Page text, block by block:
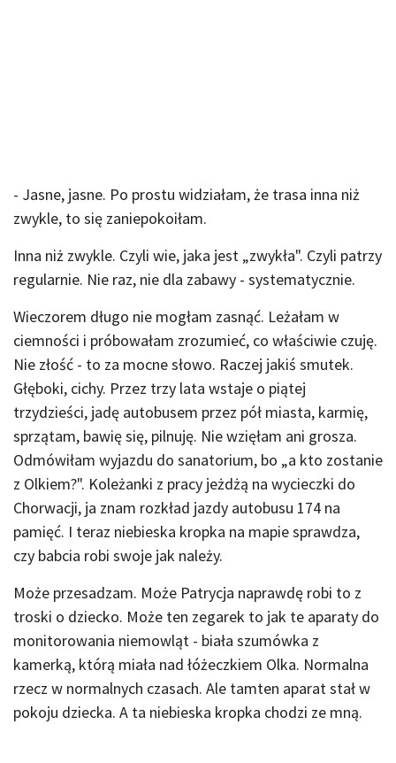
- Jasne, jasne. Po prostu widziałam, że trasa inna niż
zwykle, to się zaniepokoiłam.
Inna niż zwykle. Czyli wie, jaka jest „zwykła". Czyli patrzy
regularnie. Nie raz, nie dla zabawy - systematycznie.
Wieczorem długo nie mogłam zasnąć. Leżałam w
ciemności i próbowałam zrozumieć, co właściwie czuję.
Nie złość - to za mocne słowo. Raczej jakiś smutek.
Głęboki, cichy. Przez trzy lata wstaje o piątej
trzydzieści, jadę autobusem przez pół miasta, karmię,
sprzątam, bawię się, pilnuję. Nie wzięłam ani grosza.
Odmówiłam wyjazdu do sanatorium, bo „a kto zostanie
z Olkiem?". Koleżanki z pracy jeżdżą na wycieczki do
Chorwacji, ja znam rozkład jazdy autobusu 174 na
pamięć. I teraz niebieska kropka na mapie sprawdza,
czy babcia robi swoje jak należy.
Może przesadzam. Może Patrycja naprawdę robi to z
troski o dziecko. Może ten zegarek to jak te aparaty do
monitorowania niemowląt - biała szumówka z
kamerką, którą miała nad łóżeczkiem Olka. Normalna
rzecz w normalnych czasach. Ale tamten aparat stał w
pokoju dziecka. A ta niebieska kropka chodzi ze mną.